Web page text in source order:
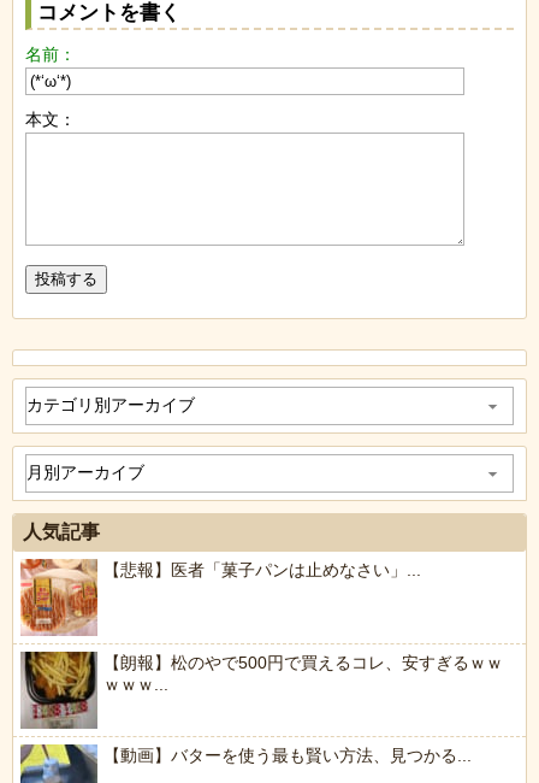
コメントを書く
名前：
本文：
人気記事
【悲報】医者「菓子パンは止めなさい」...
【朗報】松のやで500円で買えるコレ、安すぎるｗｗ
ｗｗｗ...
【動画】バターを使う最も賢い方法、見つかる...